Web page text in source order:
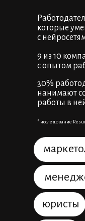
которые
с
9 из 10
с опытом
* исследование
юристы
30%
нанимают
работы в